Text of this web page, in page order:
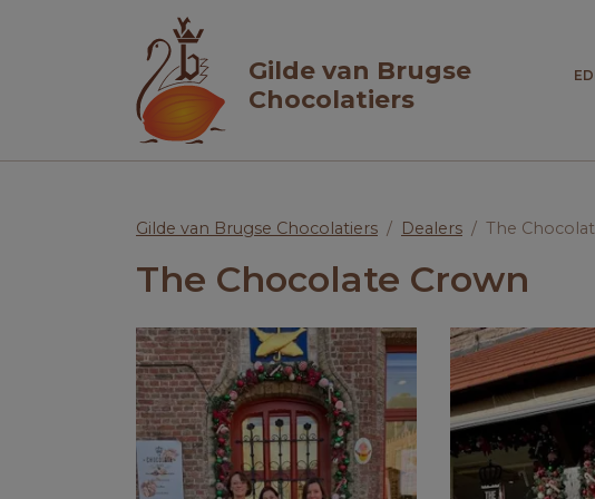
Gilde van Brugse
Chocolatiers
Gilde van Brugse Chocolatiers Dealers The
The Chocolate Crown